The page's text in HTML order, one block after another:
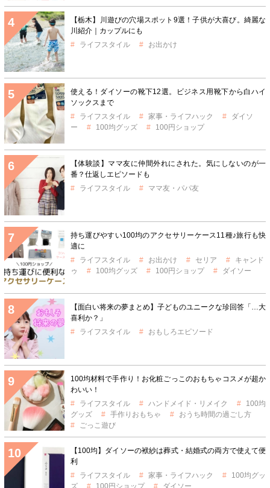
【栃木】川遊びの穴場スポット9選！子供が大喜び。綺麗な
川紹介｜カップルにも
ライフスタイル
お出かけ
使える！ダイソーの靴下12選。ビジネス用靴下から白ハイ
ソックスまで
ライフスタイル
家事・ライフハック
ダイソ
ー
100均グッズ 100円ショップ
【体験談】ママ友に仲間外れにされた。気にしないのが一
番？仕返しエピソードも
ライフスタイル
ママ友・パパ友
持ち運びやすい100均のアクセサリーケース11種♪旅行も快
適に
ライフスタイル
お出かけ セリア
キャンド
ゥ
100均グッズ 100円ショップ ダイソー
【面白い将来の夢まとめ】子どものユニークな珍回答「…大
喜利か？」
ライフスタイル
おもしろエピソード
100均材料で手作り！お化粧ごっこのおもちゃコスメが超か
わいい！
ライフスタイル
ハンドメイド・リメイク
100均
グッズ
手作りおもちゃ
おうち時間の過ごし方
ごっこ遊び
【100均】ダイソーの袱紗は葬式・結婚式の両方で使えて便
利
ライフスタイル
家事・ライフハック
100均グッ
ズ
100円ショップ ダイソー